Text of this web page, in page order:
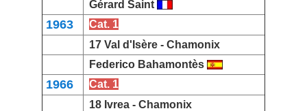
Gérard Saint
1963
Cat. 1
17 Val d'Isère - Chamonix
Federico Bahamontès
1966
Cat. 1
18 Ivrea - Chamonix